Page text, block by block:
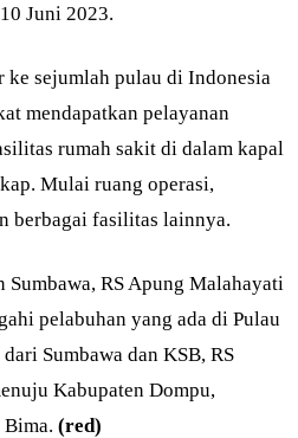
Juni 2023.
ke sejumlah pulau di Indonesia
mendapatkan pelayanan
rumah sakit di dalam kapal
Mulai ruang operasi,
berbagai fasilitas lainnya.
Sumbawa, RS Apung Malahayati
pelabuhan yang ada di Pulau
Sumbawa dan KSB, RS
Kabupaten Dompu,
(red)